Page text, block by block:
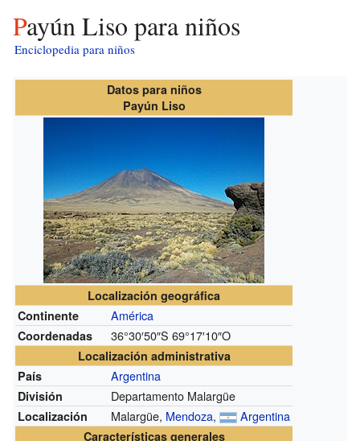
Payún Liso para niños
Enciclopedia para niños
Datos para niños
Payún Liso
Localización geográfica
Continente
América
Coordenadas 36°30′50″S 69°17′10″O
Localización administrativa
País
Argentina
División Departamento Malargüe
Localización Malargüe, Mendoza, Argentina
Características generales